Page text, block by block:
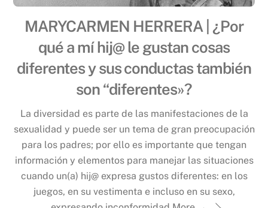
MARYCARMEN HERRERA | ¿Por
qué a mí hij@ le gustan cosas
diferentes y sus conductas también
son “diferentes»?
La diversidad es parte de las manifestaciones de la
sexualidad y puede ser un tema de gran preocupación
para los padres; por ello es importante que tengan
información y elementos para manejar las situaciones
cuando un(a) hij@ expresa gustos diferentes: en los
juegos, en su vestimenta e incluso en su sexo,